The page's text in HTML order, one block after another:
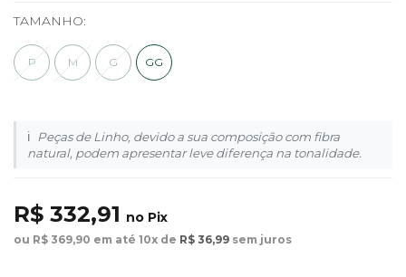
TAMANHO:
P M G GG
Peças de Linho, devido a sua composição com fibra
natural, podem apresentar leve diferença na tonalidade.
R$ 332,91 no Pix
ou R$ 369,90 em até 10x de R$ 36,99 sem juros